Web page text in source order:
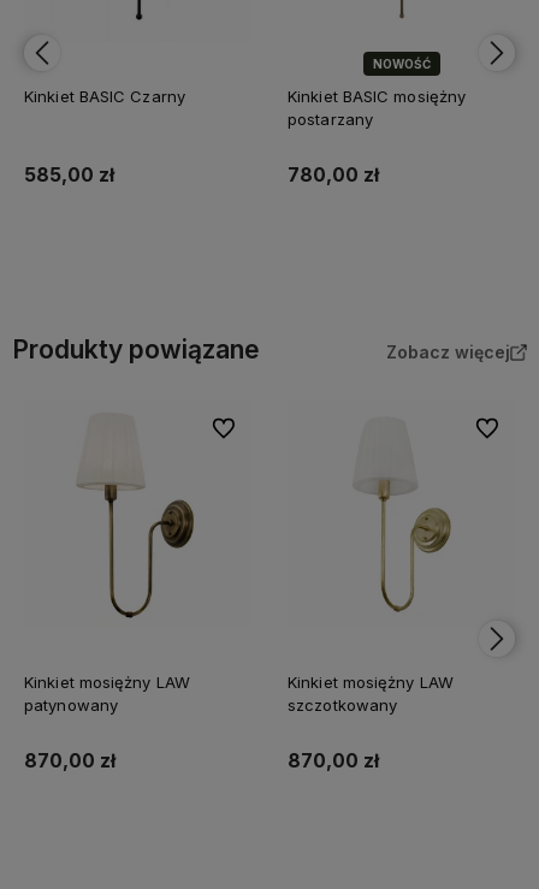
Kinkiet BASIC Czarny
585,00 zł
NOWOŚĆ
Kinkiet BASIC mosiężny
postarzany
780,00 zł
Produkty powiązane Zobacz więcej
Kinkiet mosiężny LAW
patynowany
870,00 zł
Do ulubionych
Kinkiet mosiężny LAW
szczotkowany
870,00 zł
Do